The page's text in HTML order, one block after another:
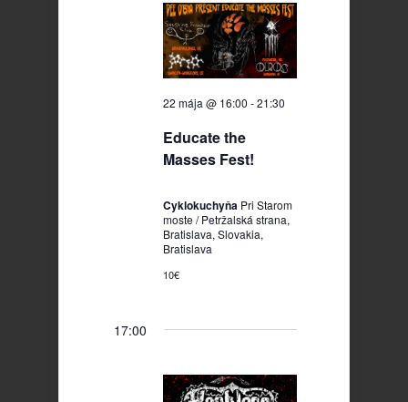
2026
Educate the
Masses Fest!
22 mája @ 16:00 -21:30
Cyklokuchyňa Pri Starom
moste / Petržalská strana,
Bratislava, Slovakia,
Bratislava
10€
17:00